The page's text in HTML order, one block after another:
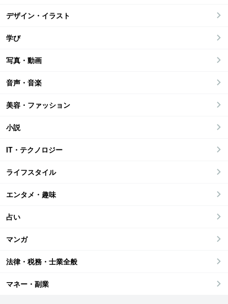
デザイン・イラスト
学び
写真・動画
音声・音楽
美容・ファッション
小説
IT・テクノロジー
ライフスタイル
エンタメ・趣味
占い
マンガ
法律・税務・士業全般
マネー・副業